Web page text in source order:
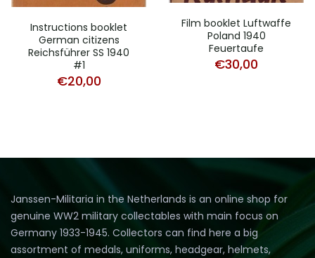
Instructions booklet
German citizens
Reichsführer SS 1940
#1
€20,00
Film booklet Luftwaffe
Poland 1940
Feuertaufe
€30,00
Janssen-Militaria in the Netherlands is an online shop for
genuine WW2 military collectables with main focus on
Germany 1933-1945. Collectors can find here a big
assortment of medals, uniforms, headgear, helmets,